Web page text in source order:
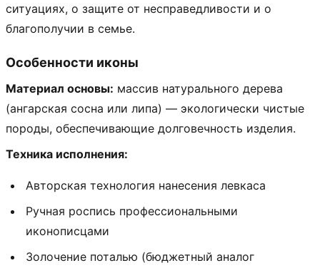
ситуациях, о защите от несправедливости и о
благополучии в семье.
Особенности иконы
Материал основы: массив натурального дерева
(ангарская сосна или липа) — экологически чистые
породы, обеспечивающие долговечность изделия.
Техника исполнения:
Авторская технология нанесения левкаса
Ручная роспись профессиональными
иконописцами
Золочение поталью (бюджетный аналог